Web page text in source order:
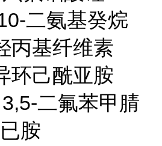
二氨基癸烷
丙基纤维素
环己酰亚胺
二氟苯甲腈
胺